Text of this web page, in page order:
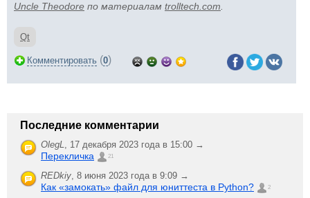
Uncle Theodore по материалам trolltech.com
Qt
Комментировать (0)
Последние комментарии
OlegL, 17 декабря 2023 года в 15:00 →
Перекличка 21
REDkiy, 8 июня 2023 года в 9:09 →
Как «замокать» файл для юниттеста в Python? 2